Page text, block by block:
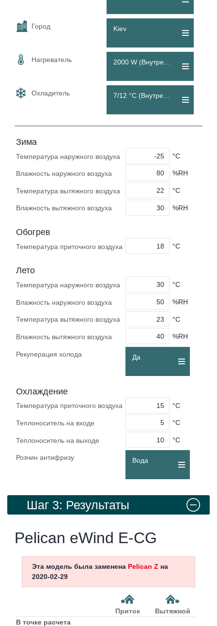
Город Kiev
Нагреватель 2000 W (Внутренний)
Охладитель 7/12 °C (Внутренний)
Зима
Температура наружного воздуха °C
Влажность наружного воздуха %RH
Температура вытяжного воздуха °C
Влажность вытяжного воздуха %RH
Обогрев
Температура приточного воздуха °C
Лето
Температура наружного воздуха °C
Влажность наружного воздуха %RH
Температура вытяжного воздуха °C
Влажность вытяжного воздуха %RH
Рекуперация холода Да
Охлаждение
Температура приточного воздуха °C
Теплоноситель на входе °C
Теплоноситель на выходе °C
Розчин антифризу Вода
Шаг 3: Результаты
Pelican eWind E-CG
Эта модель была заменена Pelican Z на
2020-02-29
Приток
Вытяжной
В точке расчета